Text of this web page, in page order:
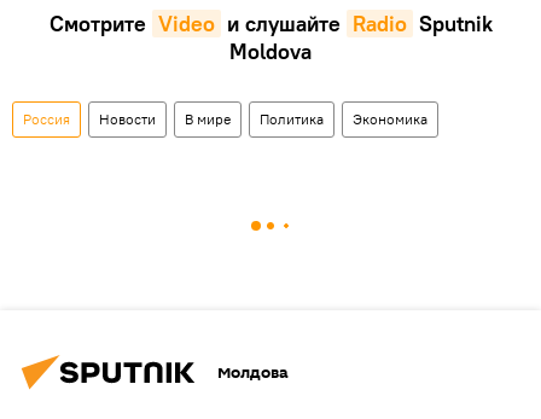
Смотрите Video и слушайте Radio Sputnik
Moldova
Россия Новости В мире Политика Экономика
Молдова